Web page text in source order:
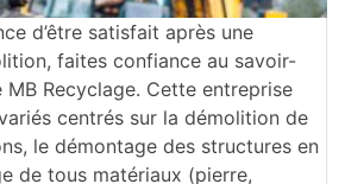
d’être satisfait après une
faites confiance au savoir-
MB Recyclage. Cette entreprise
centrés sur la démolition de
le démontage des structures en
de tous matériaux (pierre,